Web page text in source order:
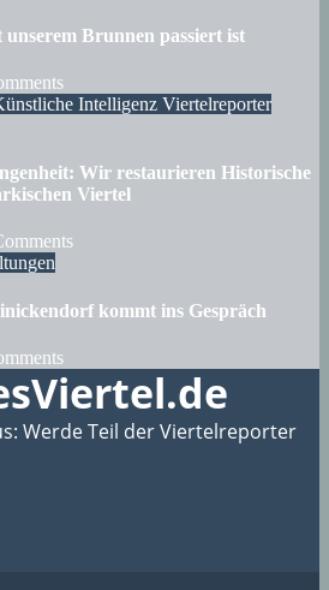
Brunnen passiert ist
Intelligenz Viertelreporter
Wir restaurieren Historische
Viertel
kommt ins Gespräch
Werde Teil der Viertelreporter